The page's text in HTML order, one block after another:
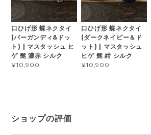
口ひげ形 蝶ネクタイ
(バーガンディ&ドッ
ト) | マスタッシュ ヒ
ゲ 髭 濃赤 シルク
¥10,900
口ひげ形 蝶ネクタイ
(ダークネイビー＆ド
ット) | マスタッシュ
ヒゲ 髭 紺 シルク
¥10,900
ショップの評価